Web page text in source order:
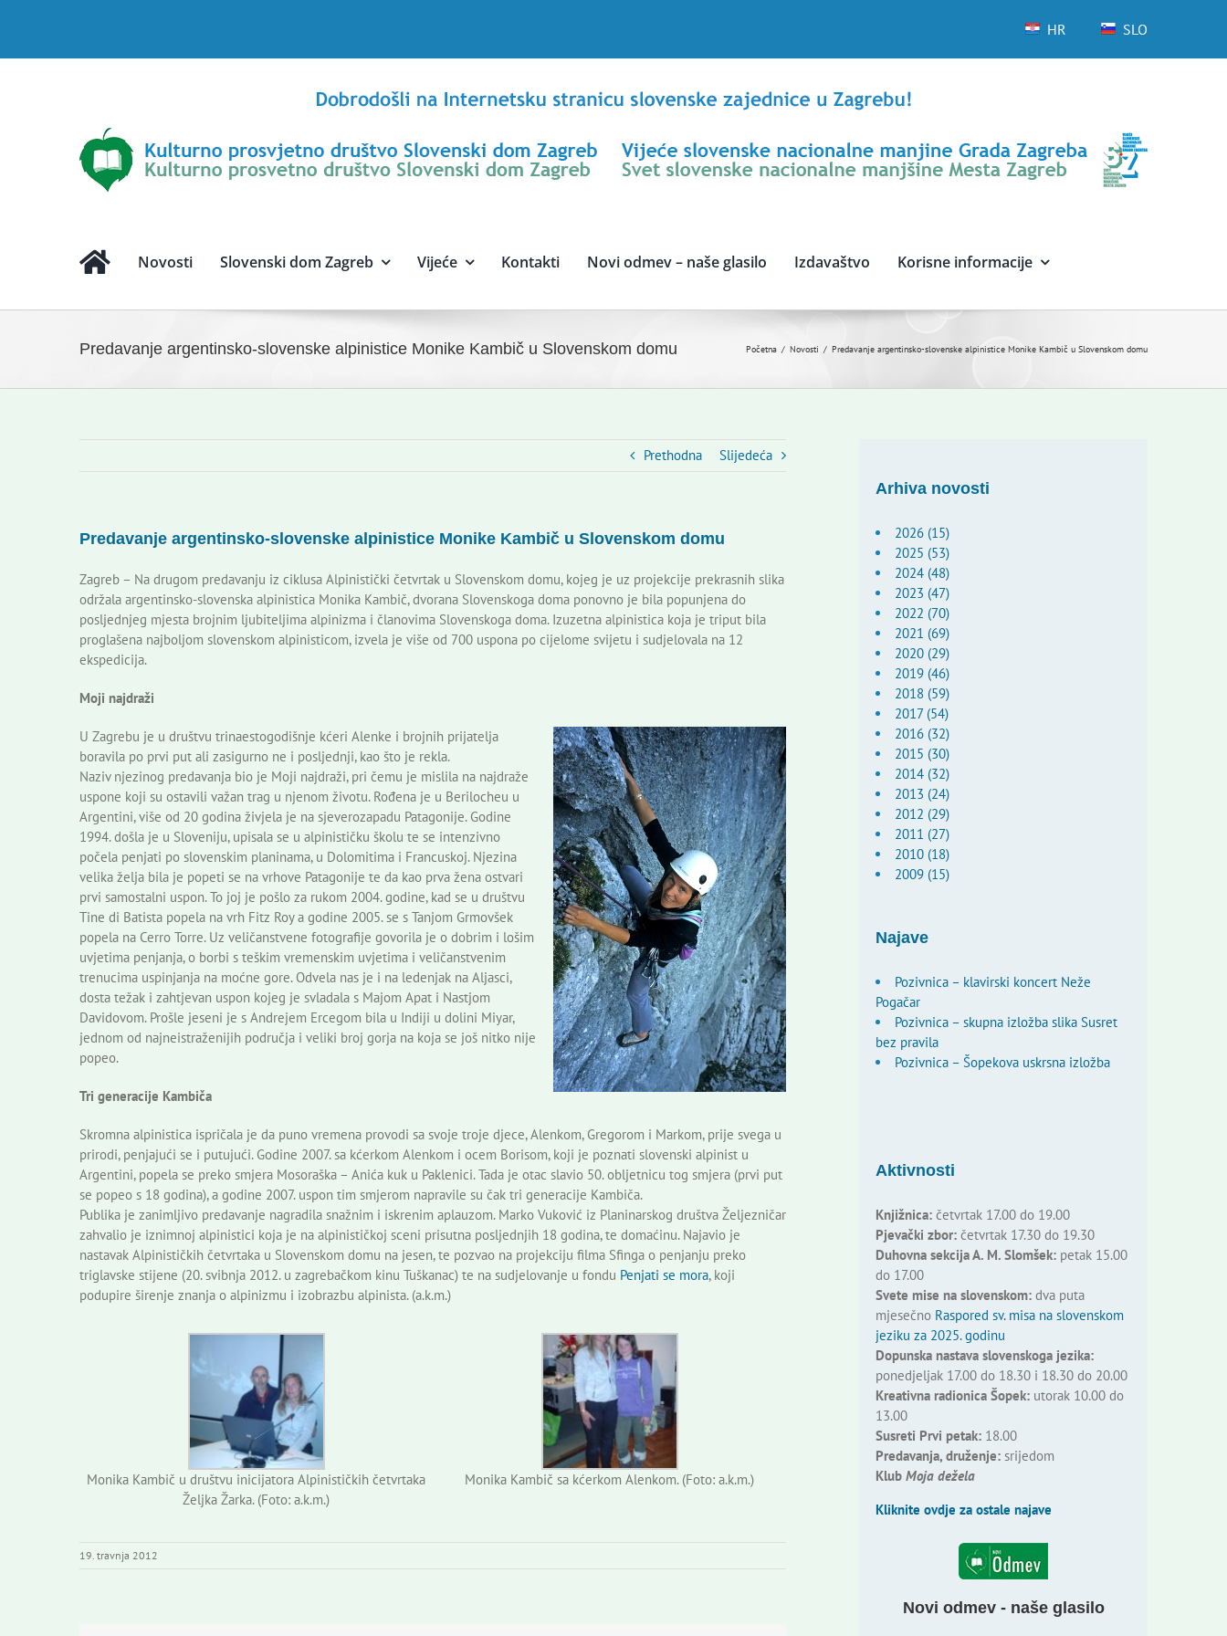
HR SLO
Novosti Slovenski dom Zagreb Vijeće Kontakti Novi odmev – naše glasilo Izdavaštvo Korisne informacije
Predavanje argentinsko-slovenske alpinistice Monike Kambič u Slovenskom domu Početna Novosti Predavanje argentinsko-slovenske alpinistice Monike Kambič u Slovenskom domu
Prethodna Slijedeća
Predavanje argentinsko-slovenske alpinistice Monike Kambič u Slovenskom domu
Zagreb – Na drugom predavanju iz ciklusa Alpinistički četvrtak u Slovenskom domu, kojeg je uz projekcije prekrasnih slika
održala argentinsko-slovenska alpinistica Monika Kambič, dvorana Slovenskoga doma ponovno je bila popunjena do
posljednjeg mjesta brojnim ljubiteljima alpinizma i članovima Slovenskoga doma. Izuzetna alpinistica koja je triput bila
proglašena najboljom slovenskom alpinisticom, izvela je više od 700 uspona po cijelome svijetu i sudjelovala na 12
ekspedicija.
Moji najdraži
U Zagrebu je u društvu trinaestogodišnje kćeri Alenke i brojnih prijatelja
boravila po prvi put ali zasigurno ne i posljednji, kao što je rekla.
Naziv njezinog predavanja bio je Moji najdraži, pri čemu je mislila na najdraže
uspone koji su ostavili važan trag u njenom životu. Rođena je u Berilocheu u
Argentini, više od 20 godina živjela je na sjeverozapadu Patagonije. Godine
1994. došla je u Sloveniju, upisala se u alpinističku školu te se intenzivno
počela penjati po slovenskim planinama, u Dolomitima i Francuskoj. Njezina
velika želja bila je popeti se na vrhove Patagonije te da kao prva žena ostvari
prvi samostalni uspon. To joj je pošlo za rukom 2004. godine, kad se u društvu
Tine di Batista popela na vrh Fitz Roy a godine 2005. se s Tanjom Grmovšek
popela na Cerro Torre. Uz veličanstvene fotografije govorila je o dobrim i lošim
uvjetima penjanja, o borbi s teškim vremenskim uvjetima i veličanstvenim
trenucima uspinjanja na moćne gore. Odvela nas je i na ledenjak na Aljasci,
dosta težak i zahtjevan uspon kojeg je svladala s Majom Apat i Nastjom
Davidovom. Prošle jeseni je s Andrejem Ercegom bila u Indiji u dolini Miyar,
jednom od najneistraženijih područja i veliki broj gorja na koja se još nitko nije
popeo.
Tri generacije Kambiča
Skromna alpinistica ispričala je da puno vremena provodi sa svoje troje djece, Alenkom, Gregorom i Markom, prije svega u
prirodi, penjajući se i putujući. Godine 2007. sa kćerkom Alenkom i ocem Borisom, koji je poznati slovenski alpinist u
Argentini, popela se preko smjera Mosoraška – Anića kuk u Paklenici. Tada je otac slavio 50. obljetnicu tog smjera (prvi put
se popeo s 18 godina), a godine 2007. uspon tim smjerom napravile su čak tri generacije Kambiča.
Publika je zanimljivo predavanje nagradila snažnim i iskrenim aplauzom. Marko Vuković iz Planinarskog društva Željezničar
zahvalio je iznimnoj alpinistici koja je na alpinističkoj sceni prisutna posljednjih 18 godina, te domaćinu. Najavio je
nastavak Alpinističkih četvrtaka u Slovenskom domu na jesen, te pozvao na projekciju filma Sfinga o penjanju preko
triglavske stijene (20. svibnja 2012. u zagrebačkom kinu Tuškanac) te na sudjelovanje u fondu Penjati se mora, koji
podupire širenje znanja o alpinizmu i izobrazbu alpinista. (a.k.m.)
Monika Kambič u društvu inicijatora Alpinističkih četvrtaka
Željka Žarka. (Foto: a.k.m.)
Monika Kambič sa kćerkom Alenkom. (Foto: a.k.m.)
19. travnja 2012
Arhiva novosti
2026 (15)
2025 (53)
2024 (48)
2023 (47)
2022 (70)
2021 (69)
2020 (29)
2019 (46)
2018 (59)
2017 (54)
2016 (32)
2015 (30)
2014 (32)
2013 (24)
2012 (29)
2011 (27)
2010 (18)
2009 (15)
Najave
Pozivnica – klavirski koncert Neže
Pogačar
Pozivnica – skupna izložba slika Susret
bez pravila
Pozivnica – Šopekova uskrsna izložba
Aktivnosti
Knjižnica:četvrtak 17.00 do 19.00
Pjevački zbor:četvrtak 17.30 do 19.30
Duhovna sekcija A. M. Slomšek:petak 15.00
do 17.00
Svete mise na slovenskom:dva puta
mjesečno Raspored sv. misa na slovenskom
jeziku za 2025. godinu
Dopunska nastava slovenskoga jezika:
ponedjeljak 17.00 do 18.30 i 18.30 do 20.00
Kreativna radionica Šopek:utorak 10.00 do
13.00
Susreti Prvi petak:18.00
Predavanja, druženje:srijedom
Klub Moja dežela
Kliknite ovdje za ostale najave
Novi odmev - naše glasilo